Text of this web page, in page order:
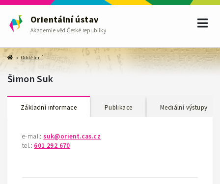
Orientální ústav
Akademie věd České republiky
Oddělení
Šimon Suk
Základní informace Publikace Mediální výstupy
e-mail:suk@orient.cas.cz
tel.: 601 292 670